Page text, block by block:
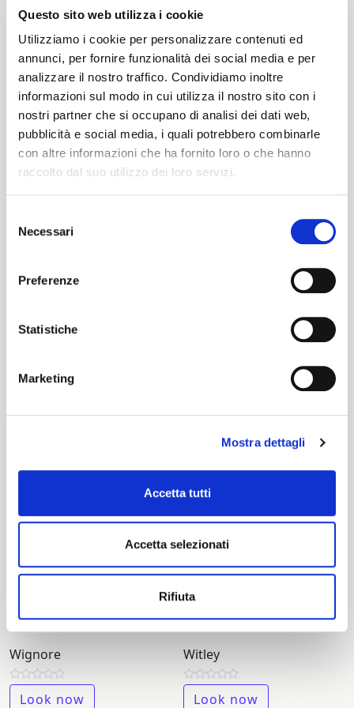
Questo sito web utilizza i cookie
Utilizziamo i cookie per personalizzare contenuti ed
annunci, per fornire funzionalità dei social media e per
analizzare il nostro traffico. Condividiamo inoltre
informazioni sul modo in cui utilizza il nostro sito con i
nostri partner che si occupano di analisi dei dati web,
pubblicità e social media, i quali potrebbero combinarle
con altre informazioni che ha fornito loro o che hanno
raccolto dal suo utilizzo dei loro servizi.
delNecessari
Preferenze
Statistiche
Marketing
Mostra dettagli
Accetta tutti
Accetta selezionati
Rifiuta
Vit GW
Rated
out
Look now
Waters
Rated
0
out
of
5
Look now
0 Look now
0 Look now
Wignore
Rated
Look now
Witley
Rated
Look now